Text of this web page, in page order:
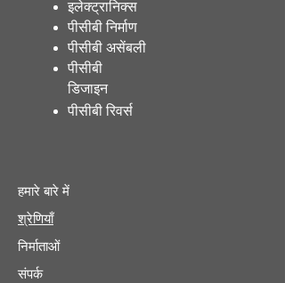
इलेक्ट्रानिक्स
पीसीबी निर्माण
पीसीबी असेंबली
पीसीबी
डिजाइन
पीसीबी रिवर्स
हमारे बारे में
श्रेणियाँ
निर्माताओं
संपर्क